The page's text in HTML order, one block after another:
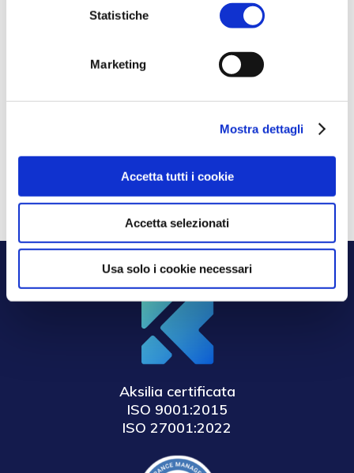
Statistiche
Marketing
Mostra dettagli
Accetta tutti i cookie
Accetta selezionati
Usa solo i cookie necessari
Legge 132/2025: governance intelligenza
Adeguarsi alla Direttiva NIS2: Come proteggere
16, 2025
Parità di Genere in Azienda: Vantaggi e
Opportunità con la Certificazione UNI/PdR
125:2022 Luglio 8, 2025
Aksilia certificata
ISO 9001:2015
ISO 27001:2022